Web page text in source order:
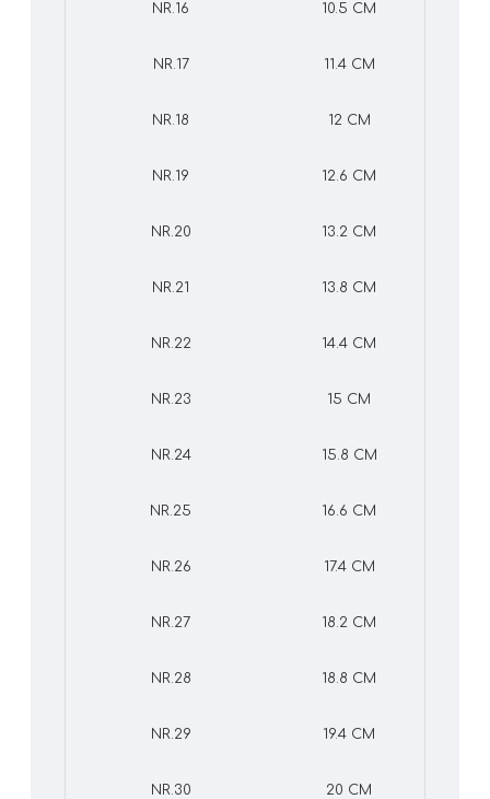
NR.16 10.5 CM
NR.17 11.4 CM
NR.18 12 CM
NR.19 12.6 CM
NR.20 13.2 CM
NR.21 13.8 CM
NR.22 14.4 CM
NR.23 15 CM
NR.24 15.8 CM
NR.25 16.6 CM
NR.26 17.4 CM
NR.27 18.2 CM
NR.28 18.8 CM
NR.29 19.4 CM
NR.30 20 CM